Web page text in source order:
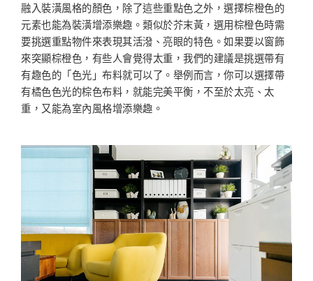
融入裝潢風格的顏色，除了這些重點色之外，選擇棕橙色的
元素也能為裝潢增添樂趣。類似於芥末黃，選用棕橙色時需
要挑選重點物件來表現其活潑、亮眼的特色。如果要以窗飾
來突顯棕橙色，有些人會覺得太重，我們的建議是挑選帶有
有趣色的「色光」布料就可以了。舉例而言，你可以選擇帶
有橘色色光的棕色布料，就能完美平衡，不至於太亮、太
重，又能為室內風格增添樂趣。